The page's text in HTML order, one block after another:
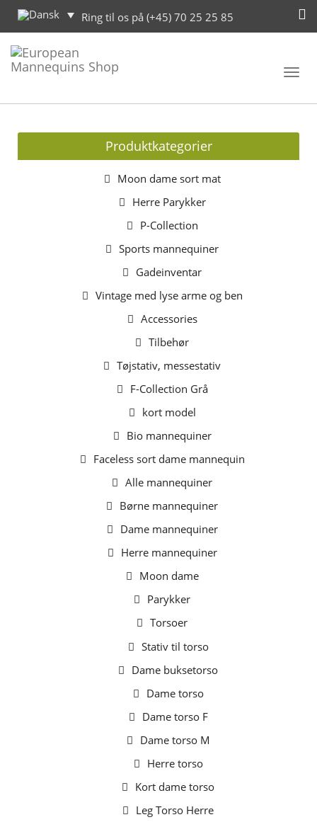
Ring til os på (+45) 70 25 25 85
Produktkategorier
Moon dame sort mat
Herre Parykker
P-Collection
Sports mannequiner
Gadeinventar
Vintage med lyse arme og ben
Accessories
Tilbehør
Tøjstativ, messestativ
F-Collection Grå
kort model
Bio mannequiner
Faceless sort dame mannequin
Alle mannequiner
Børne mannequiner
Dame mannequiner
Herre mannequiner
Moon dame
Parykker
Torsoer
Stativ til torso
Dame buksetorso
Dame torso
Dame torso F
Dame torso M
Herre torso
Kort dame torso
Leg Torso Herre